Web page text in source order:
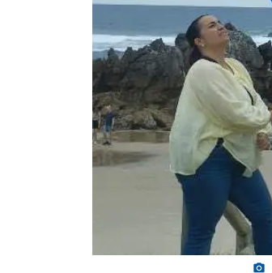
photo_camera